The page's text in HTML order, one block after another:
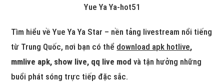
Yue Ya Ya-hot51
Tìm hiểu về Yue Ya Ya Star – nền tảng livestream nổi tiếng
từ Trung Quốc, nơi bạn có thể download apk hotlive,
mmlive apk, show live, qq live mod và tận hưởng những
buổi phát sóng trực tiếp đặc sắc.